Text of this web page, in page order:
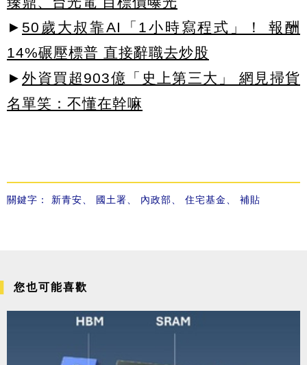
► 50歲大叔靠AI「1小時寫程式」！ 報酬
14%碾壓標普 直接辭職去炒股
► 外資買超903億「史上第三大」 網見掃貨
名單笑：不懂在幹嘛
關鍵字： 新青安、 國土署、 內政部、 住宅基金、 補貼
您也可能喜歡